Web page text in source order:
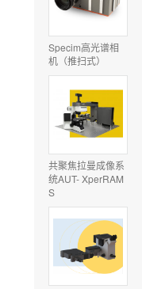
Specim高光谱相
机（推扫式）
共聚焦拉曼成像系
统AUT- XperRAM
S